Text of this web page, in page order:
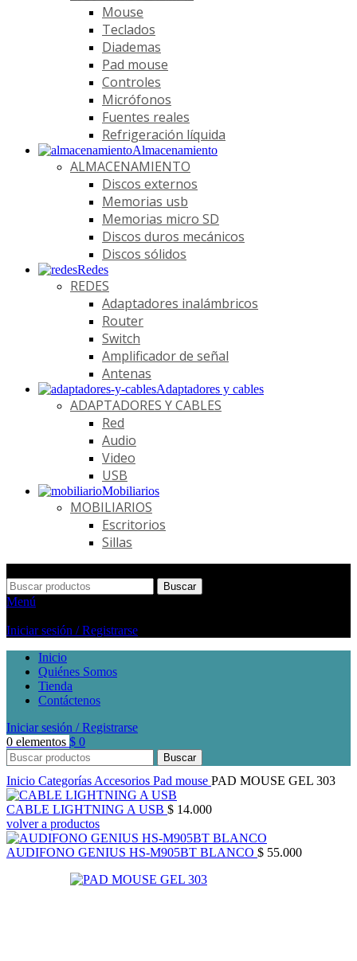
Mouse
Teclados
Diademas
Pad mouse
Controles
Micrófonos
Fuentes reales
Refrigeración líquida
Almacenamiento
ALMACENAMIENTO
Discos externos
Memorias usb
Memorias micro SD
Discos duros mecánicos
Discos sólidos
Redes
REDES
Adaptadores inalámbricos
Router
Switch
Amplificador de señal
Antenas
Adaptadores y cables
ADAPTADORES Y CABLES
Red
Audio
Video
USB
Mobiliarios
MOBILIARIOS
Escritorios
Sillas
Buscar
Menú
Iniciar sesión / Registrarse
Inicio
Quiénes Somos
Tienda
Contáctenos
Iniciar sesión / Registrarse
0 elementos $ 0
Buscar
Inicio Categorías Accesorios Pad mouse PAD MOUSE GEL 303
CABLE LIGHTNING A USB $ 14.000
volver a productos
AUDIFONO GENIUS HS-M905BT BLANCO $ 55.000